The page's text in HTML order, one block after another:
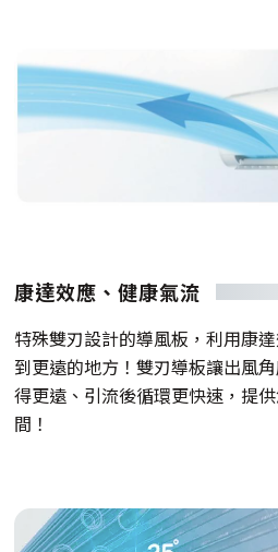
康達效應、健康氣流
特殊雙刃設計的導風板，利用康
到更遠的地方！雙刃導板讓出風
得更遠、引流後循環更快速，提
間！